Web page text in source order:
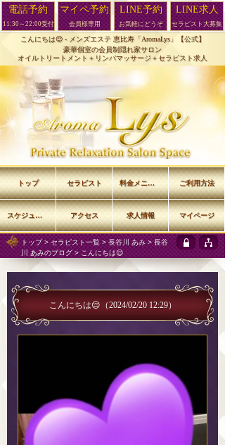
こんにちは😌 - メンズエステ 恵比寿「AromaLys」【公式】
豪華個室の会員制隠れ家サロン
オイルトリートメント＋リンパマッサージ＋セラピスト求人
トップ> セラピスト一覧 >長谷川 あみ > 長谷
川 あみのブログ> こんにちは😌
こんにちは😌 （2024/02/20 12:29）
トップ セラピスト 料金メニュー ご利用方法
スケジュール アクセス 求人情報 マイページ
電話予約
11:30～22:00受付
マイペ予約
会員様専用
LINE予約
お気軽にどうぞ
LINE求人
セラピスト大募集